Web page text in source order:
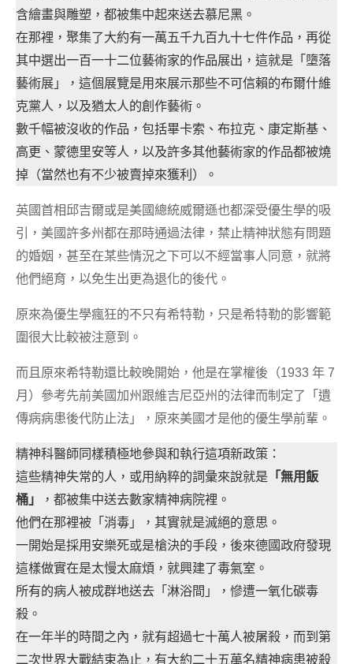
含繪畫與雕塑，都被集中起來送去慕尼黑。
在那裡，聚集了大約有一萬五千九百九十七件作品，再從
其中選出一百一十二位藝術家的作品展出，這就是「墮落
藝術展」，這個展覽是用來展示那些不可信賴的布爾什維
克黨人，以及猶太人的創作藝術。
數千幅被沒收的作品，包括畢卡索、布拉克、康定斯基、
高更、蒙德里安等人，以及許多其他藝術家的作品都被燒
掉（當然也有不少被賣掉來獲利）。
英國首相邱吉爾或是美國總統威爾遜也都深受優生學的吸
引，美國許多州都在那時通過法律，禁止精神狀態有問題
的婚姻，甚至在某些情況之下可以不經當事人同意，就將
他們絕育，以免生出更為退化的後代。
原來為優生學瘋狂的不只有希特勒，只是希特勒的影響範
圍很大比較被注意到。
而且原來希特勒還比較晚開始，他是在掌權後（1933 年 7
月）參考先前美國加州跟維吉尼亞州的法律而制定了「遺
傳病病患後代防止法」，原來美國才是他的優生學前輩。
精神科醫師同樣積極地參與和執行這項新政策：
這些精神失常的人，或用納粹的詞彙來說就是 「無用飯
桶」
，都被集中送去數家精神病院裡。
他們在那裡被「消毒」，其實就是滅絕的意思。
一開始是採用安樂死或是槍決的手段，後來德國政府發現
這樣做實在是太慢太麻煩，就興建了毒氣室。
所有的病人被成群地送去「淋浴間」，慘遭一氧化碳毒
殺。
在一年半的時間之內，就有超過七十萬人被屠殺，而到第
二次世界大戰結束為止，有大約二十五萬名精神病患被殺